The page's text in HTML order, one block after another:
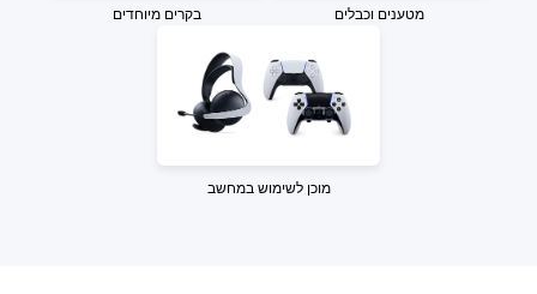
בקרים מיוחדים מטענים וכבלים
מוכן לשימוש במחשב